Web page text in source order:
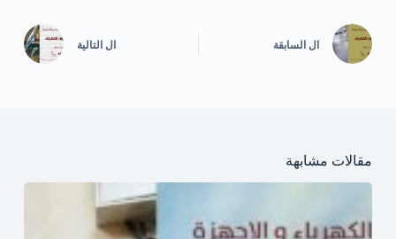
ال السابقة ال التالية
مقالات مشابهة